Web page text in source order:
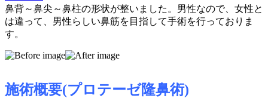
鼻背～鼻尖～鼻柱の形状が整いました。男性なので、女性と
は違って、男性らしい鼻筋を目指して手術を行っておりま
す。
施術概要(プロテーゼ隆鼻術)